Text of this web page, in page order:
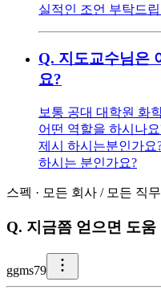
실적인 조언 부탁드
Q. 지도교수님은
요?
보통 공대 대학원 화
어떤 역할을 하시나
제시 하시는분인가요
하시는 분인가요?
스펙 · 모든 회사 / 모든 직무
Q. 지금쯤 얻으면 도
ggms79